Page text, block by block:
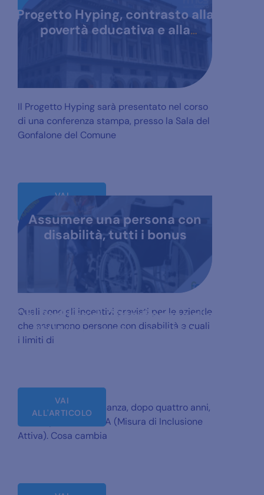
ALL'ARTICOLO
Progetto Hyping, contrasto alla
povertà educativa e alla
Il Progetto Hyping sarà presentato nel corso
di una conferenza stampa, presso la Sala del
Gonfalone del Comune
VAI
ALL'ARTICOLO
Assumere una persona con
disabilità, tutti i bonus
Quali sono gli incentivi previsti per le aziende
che assumono persone con disabilità e quali
i limiti di
VAI
ALL'ARTICOLO
Dal Reddito di Cittadinanza alla
“MIA”: ecco cosa cambia!
Il Reddito di Cittadinanza, dopo quattro anni,
cede il passo alla MIA (Misura di Inclusione
Attiva). Cosa cambia